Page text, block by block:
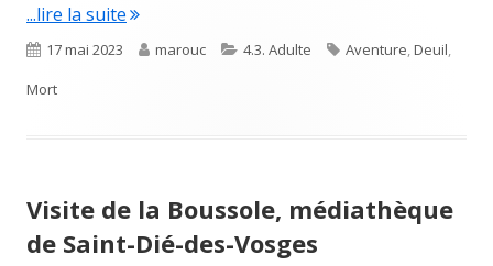
...lire la suite"Les vies de Charlie"
Published
on
17 mai 2023 Author
marouc Categories
4.3. Adulte Tags
Aventure,Deuil,
Mort
Visite de la Boussole, médiathèque
de Saint-Dié-des-Vosges